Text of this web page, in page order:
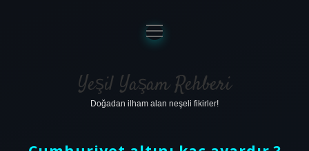
Anasayfa
Gizlilik Politikası
Yasal Uyarı
menüyü
aç
Yeşil Yaşam Rehberi
Doğadan ilham alan neşeli fikirler!